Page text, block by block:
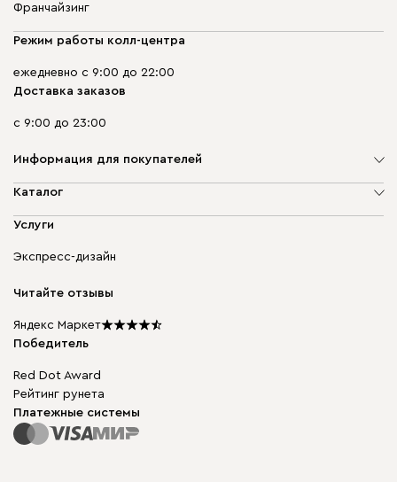
Франчайзинг
Режим работы колл-центра
ежедневно с 9:00 до 22:00
Доставка заказов
с 9:00 до 23:00
Информация для покупателей
О компании
Доставка и оплата
диван.клуб
Подарочные сертификаты
Мы в прессе
Каталог
Мягкая мебель
Бескаркасная мебель
Столы и стулья
Услуги
Экспресс-дизайн
Читайте отзывы
Яндекс Маркет
Победитель
Red Dot Award
Рейтинг рунета
Платежные системы